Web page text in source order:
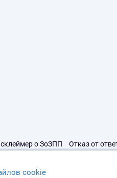
о ЗоЗПП Отказ от
cookie